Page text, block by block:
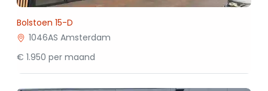
Bolstoen 15-D
1046AS Amsterdam
€ 1.950 per maand